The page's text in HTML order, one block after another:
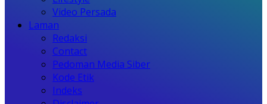
Video Persada
Laman
Redaksi
Contact
Pedoman Media Siber
Kode Etik
Indeks